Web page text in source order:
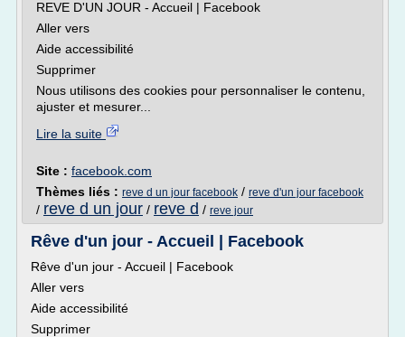
REVE D'UN JOUR - Accueil | Facebook
Aller vers
Aide accessibilité
Supprimer
Nous utilisons des cookies pour personnaliser le contenu,
ajuster et mesurer...
Lire la suite
Site : facebook.com
Thèmes liés : reve d un jour facebook / reve d'un jour facebook
/ reve d un jour / reve d / reve jour
Rêve d'un jour - Accueil | Facebook
Rêve d'un jour - Accueil | Facebook
Aller vers
Aide accessibilité
Supprimer